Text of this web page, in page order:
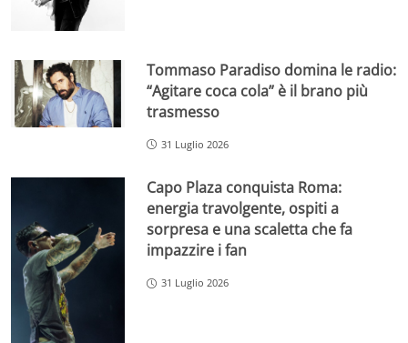
Tommaso Paradiso domina le radio:
“Agitare coca cola” è il brano più
trasmesso
31 Luglio 2026
Capo Plaza conquista Roma:
energia travolgente, ospiti a
sorpresa e una scaletta che fa
impazzire i fan
31 Luglio 2026